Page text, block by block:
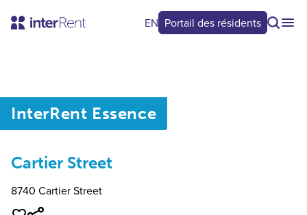
EN Portail des résidents
0/ 0
InterRent Essence
Cartier Street
8740 Cartier Street